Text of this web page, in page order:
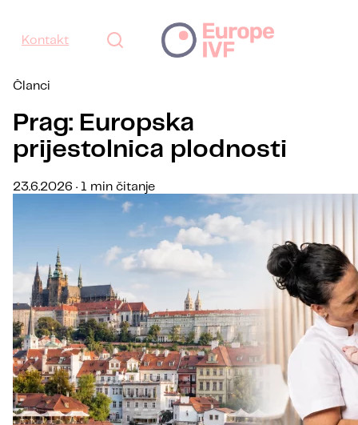
Kontakt
Članci
Prag: Europska
prijestolnica plodnosti
23.6.2026 · 1 min čitanje